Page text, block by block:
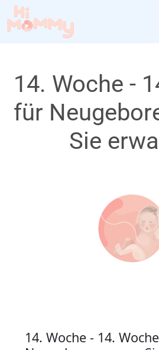
14. Woche -
für
Sie
14. Woche - 14.